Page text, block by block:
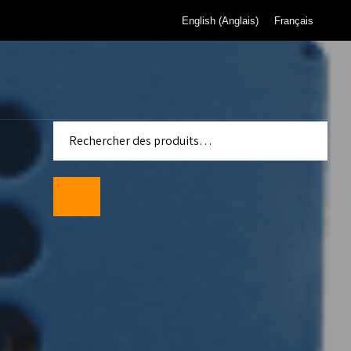
English (Anglais) Français
gaz de